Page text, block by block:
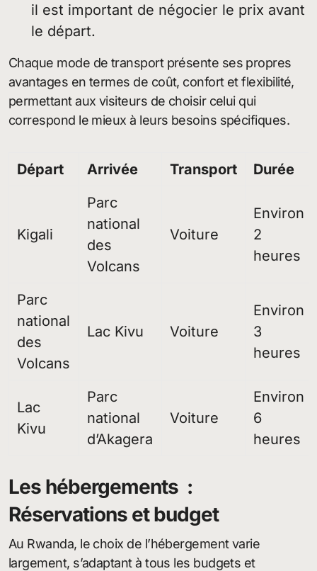
il est important de négocier le prix avant
le départ.
Chaque mode de transport présente ses propres
avantages en termes de coût, confort et flexibilité,
permettant aux visiteurs de choisir celui qui
correspond le mieux à leurs besoins spécifiques.
Départ Arrivée Transport Durée
Kigali
Parc
national
des
Volcans
Voiture
Environ
2
heures
Parc
national
des
Volcans
Lac Kivu Voiture
Environ
3
heures
Lac
Kivu
Parc
national
d’Akagera
Voiture
Environ
6
heures
Les hébergements :
Réservations et budget
Au Rwanda, le choix de l’hébergement varie
largement, s’adaptant à tous les budgets et